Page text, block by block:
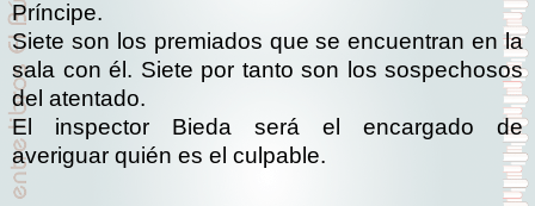
Príncipe.
Siete son los premiados que se encuentran en la
sala con él. Siete por tanto son los sospechosos
del atentado.
El inspector Bieda será el encargado de
averiguar quién es el culpable.